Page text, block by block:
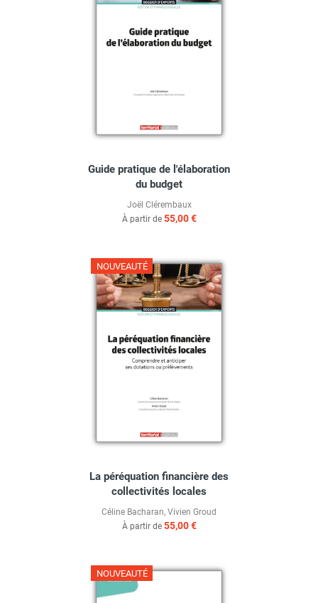
Guide pratique de l'élaboration
du budget
Joël Clérembaux
À partir de 55,00 €
NOUVEAUTÉ
La péréquation financière des
collectivités locales
Céline Bacharan, Vivien Groud
À partir de 55,00 €
NOUVEAUTÉ